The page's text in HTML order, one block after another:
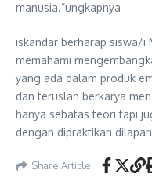
manusia.”ungkapnya
iskandar berharap siswa/i
memahami
yang ada dalam produk
dan teruslah berkarya
hanya sebatas teori tapi
dengan dipraktikan
Share Article